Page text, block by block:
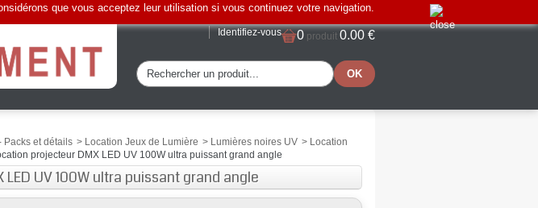
Identifiez-vous 0 produit 0.00 €
que vous acceptez leur utilisation si vous continuez votre navigation.
Packs et détails > Location Jeux de Lumière > Lumières noires UV > Location
projecteur DMX LED UV 100W ultra puissant grand angle
UV 100W ultra puissant grand angle